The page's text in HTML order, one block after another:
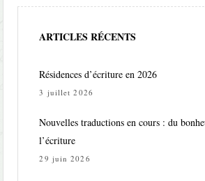
ARTICLES RÉCENTS
Résidences d’écriture en 2026
3 juillet 2026
Nouvelles traductions en cours : du
l’écriture
29 juin 2026